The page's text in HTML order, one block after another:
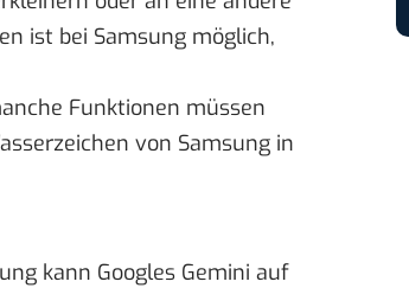
ist bei Samsung möglich,
Funktionen müssen
von Samsung in
kann Googles Gemini auf